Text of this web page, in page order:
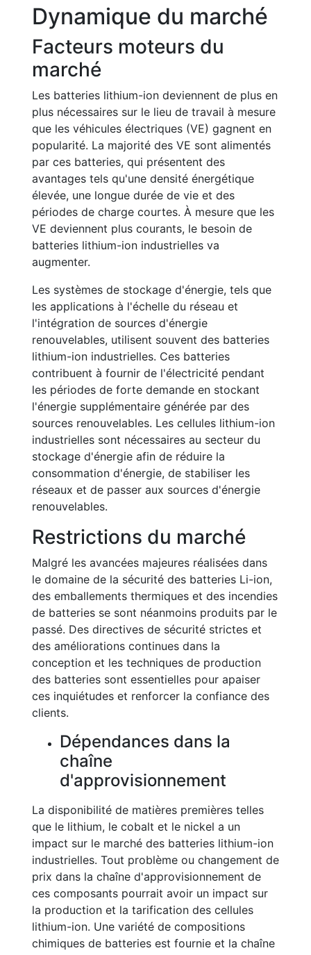
Dynamique du marché
Facteurs moteurs du
marché
Les batteries lithium-ion deviennent de plus en
plus nécessaires sur le lieu de travail à mesure
que les véhicules électriques (VE) gagnent en
popularité. La majorité des VE sont alimentés
par ces batteries, qui présentent des
avantages tels qu'une densité énergétique
élevée, une longue durée de vie et des
périodes de charge courtes. À mesure que les
VE deviennent plus courants, le besoin de
batteries lithium-ion industrielles va
augmenter.
Les systèmes de stockage d'énergie, tels que
les applications à l'échelle du réseau et
l'intégration de sources d'énergie
renouvelables, utilisent souvent des batteries
lithium-ion industrielles. Ces batteries
contribuent à fournir de l'électricité pendant
les périodes de forte demande en stockant
l'énergie supplémentaire générée par des
sources renouvelables. Les cellules lithium-ion
industrielles sont nécessaires au secteur du
stockage d'énergie afin de réduire la
consommation d'énergie, de stabiliser les
réseaux et de passer aux sources d'énergie
renouvelables.
Restrictions du marché
Malgré les avancées majeures réalisées dans
le domaine de la sécurité des batteries Li-ion,
des emballements thermiques et des incendies
de batteries se sont néanmoins produits par le
passé. Des directives de sécurité strictes et
des améliorations continues dans la
conception et les techniques de production
des batteries sont essentielles pour apaiser
ces inquiétudes et renforcer la confiance des
clients.
Dépendances dans la
chaîne
d'approvisionnement
La disponibilité de matières premières telles
que le lithium, le cobalt et le nickel a un
impact sur le marché des batteries lithium-ion
industrielles. Tout problème ou changement de
prix dans la chaîne d'approvisionnement de
ces composants pourrait avoir un impact sur
la production et la tarification des cellules
lithium-ion. Une variété de compositions
chimiques de batteries est fournie et la chaîne